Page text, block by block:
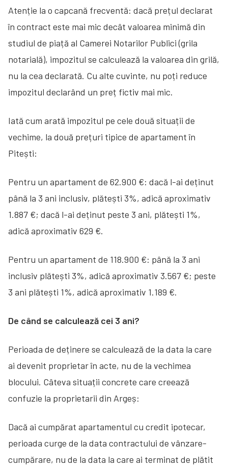
Atenție la o capcană frecventă: dacă prețul declarat
în contract este mai mic decât valoarea minimă din
studiul de piață al Camerei Notarilor Publici (grila
notarială), impozitul se calculează la valoarea din grilă,
nu la cea declarată. Cu alte cuvinte, nu poți reduce
impozitul declarând un preț fictiv mai mic.
Iată cum arată impozitul pe cele două situații de
vechime, la două prețuri tipice de apartament în
Pitești:
Pentru un apartament de 62.900 €: dacă l-ai deținut
până la 3 ani inclusiv, plătești 3%, adică aproximativ
1.887 €; dacă l-ai deținut peste 3 ani, plătești 1%,
adică aproximativ 629 €.
Pentru un apartament de 118.900 €: până la 3 ani
inclusiv plătești 3%, adică aproximativ 3.567 €; peste
3 ani plătești 1%, adică aproximativ 1.189 €.
De când se calculează cei 3 ani?
Perioada de deținere se calculează de la data la care
ai devenit proprietar în acte, nu de la vechimea
blocului. Câteva situații concrete care creează
confuzie la proprietarii din Argeș:
Dacă ai cumpărat apartamentul cu credit ipotecar,
perioada curge de la data contractului de vânzare-
cumpărare, nu de la data la care ai terminat de plătit